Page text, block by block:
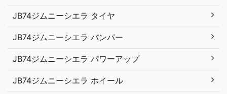
JB74ジムニーシエラ タイヤ
JB74ジムニーシエラ バンパー
JB74ジムニーシエラ パワーアップ
JB74ジムニーシエラ ホイール